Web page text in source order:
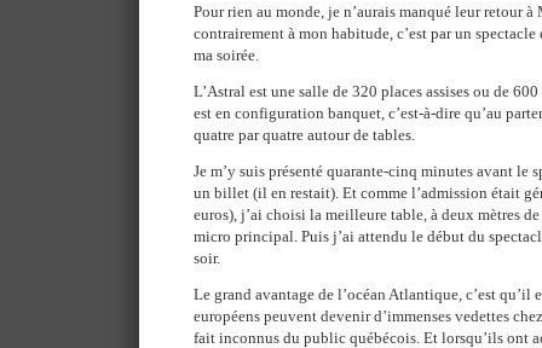
Pour rien au monde, je n’aurais manqué leur retour
contrairement à mon habitude, c’est par un
ma soirée.
L’Astral est une salle de 320 places assises ou de
est en configuration banquet, c’est-à-dire qu’au
quatre par quatre autour de tables.
Je m’y suis présenté quarante-cinq minutes avant le
un billet (il en restait). Et comme l’admission était
euros), j’ai choisi la meilleure table, à deux mètres
micro principal. Puis j’ai attendu le début du
soir.
Le grand avantage de l’océan Atlantique, c’est qu’il
européens peuvent devenir d’immenses vedettes
fait inconnus du public québécois. Et lorsqu’ils ont